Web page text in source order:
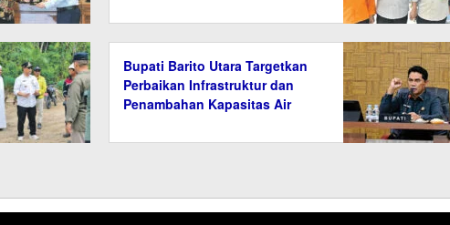
Bupati Barito Utara Targetkan
Perbaikan Infrastruktur dan
Penambahan Kapasitas Air